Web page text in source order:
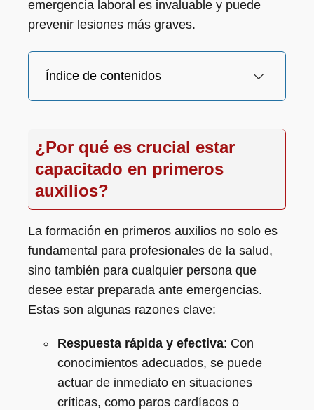
emergencia laboral es invaluable y puede
prevenir lesiones más graves.
Índice de contenidos
¿Por qué es crucial estar
capacitado en primeros
auxilios?
La formación en primeros auxilios no solo es
fundamental para profesionales de la salud,
sino también para cualquier persona que
desee estar preparada ante emergencias.
Estas son algunas razones clave:
Respuesta rápida y efectiva: Con
conocimientos adecuados, se puede
actuar de inmediato en situaciones
críticas, como paros cardíacos o